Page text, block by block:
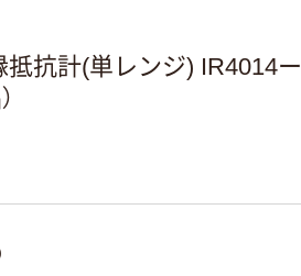
抗計(単レンジ) IR4014ー